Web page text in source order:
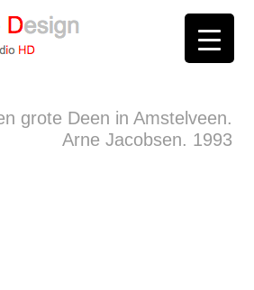
Design
io HD
grote Deen in Amstelveen.
Arne Jacobsen. 1993